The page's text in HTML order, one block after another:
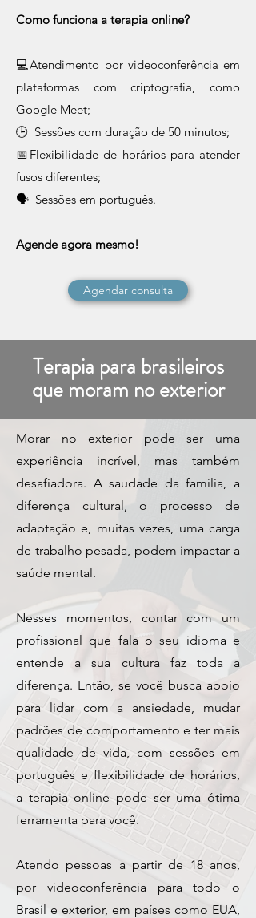
Como funciona a terapia online?​
💻Atendimento por videoconferência em
plataformas com criptografia, como
Google Meet;
🕒 Sessões com duração de 50 minutos;
📅Flexibilidade de horários para atender
fusos diferentes;
🗣 Sessões em português.​​​​
Agende agora mesmo!
Agendar consulta
Terapia para brasileiros
que moram no exterior
Morar no exterior pode ser uma
experiência incrível, mas também
desafiadora. A saudade da família, a
diferença cultural, o processo de
adaptação e, muitas vezes, uma carga
de trabalho pesada, podem impactar a
saúde mental.
Nesses momentos, contar com um
profissional que fala o seu idioma e
entende a sua cultura faz toda a
diferença. ​Então, se você busca apoio
para lidar com a ansiedade, mudar
padrões de comportamento e ter mais
qualidade de vida, com sessões em
português e flexibilidade de horários,
a terapia online pode ser uma ótima
ferramenta para você.
Atendo pessoas a partir de 18 anos,
por videoconferência para todo o
Brasil e exterior, em países como EUA,